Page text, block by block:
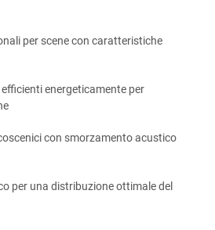
per scene con caratteristiche
energeticamente per
con smorzamento acustico
per una distribuzione ottimale del